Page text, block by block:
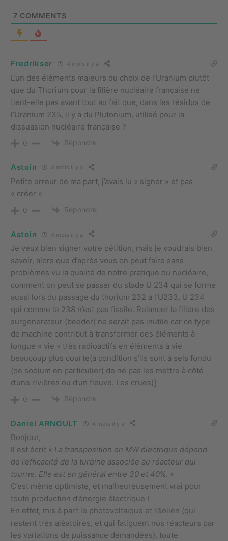
7 COMMENTS
Fredrikser 4 mois il y a
L’un des éléments majeurs du choix de l’Uranium plutôt
que du Thorium pour la filière nucléaire française ne
tient-elle pas avant tout au fait que, dans les résidus de
l’Uranium 235, il y a du Plutonium, utilisé pour la
dissuasion nucléaire française ?
0 Répondre
Astoin 4 mois il y a
Petite erreur de ma part, j’avais lu « signer » et pas
« créer »
0 Répondre
Astoin 4 mois il y a
Je veux bien signer votre pétition, mais je voudrais bien
savoir, alors que d’après vous on peut faire sans
problèmes vu la qualité de notre pratique du nucléaire,
comment on peut se passer du stade U 234 qui se forme
aussi lors du passage du thorium 232 à l’U233, U 234
qui comme le 238 n’est pas fissile. Relancer la filière des
surgenerateur (beeder) ne serait pas inutile car ce type
de machine contribut à transformer des éléments à
longue « vie » très radioactifs en éléments à vie
beaucoup plus courte(à condition s’ils sont à sels fondu
(de sodium en particulier) de ne pas les mettre à côté
d’une rivières ou d’un fleuve. Les crues)]
0 Répondre
Daniel ARNOULT 4 mois il y a
Bonjour,
Il est écrit « La transposition en MW électrique dépend
de l’efficacité de la turbine associée au réacteur qui
tourne. Elle est en général entre 30 et 40%. »
C’est même optimiste, et malheureusement vrai pour
toute production d’énergie électrique !
En effet, mis à part le photovoltaïque et l’éolien (qui
restent très aléatoires, et qui fatiguent nos réacteurs par
les variations de puissance demandées), toute